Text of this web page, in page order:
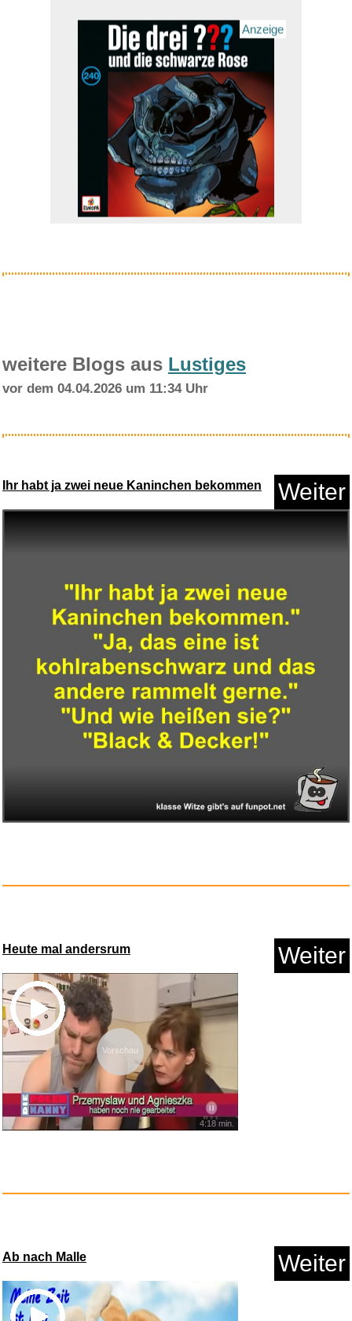
Folge 240: und die schwarze
Ro...
Warmies® Wärmekissen/Sch...
Brennenstuhl Rauchmelder Set,
...
Guide de l´art contemporain u...
weitere Blogs aus Lustiges
vor dem 04.04.2026 um 11:34 Uhr
Ihr habt ja zwei neue Kaninchen bekommen Weiter
Heute mal andersrum Weiter
Vorschau
4:18 min.
Ab nach Malle Weiter